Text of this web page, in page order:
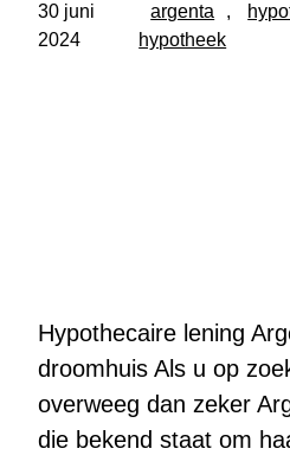
30 juni
2024
argenta ,
hypotheek
Hypothecaire lening
droomhuis Als u op
overweeg dan zeker
die bekend staat om